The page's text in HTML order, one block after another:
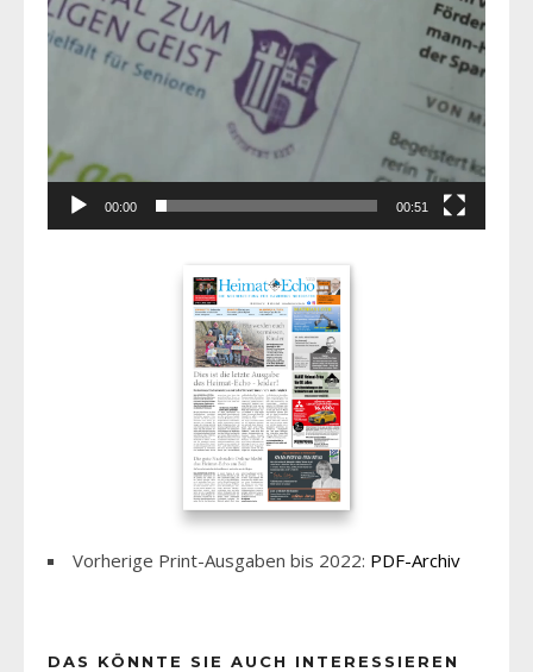
00:00 00:51
Vorherige Print-Ausgaben bis 2022: PDF-Archiv
DAS KÖNNTE SIE AUCH INTERESSIEREN